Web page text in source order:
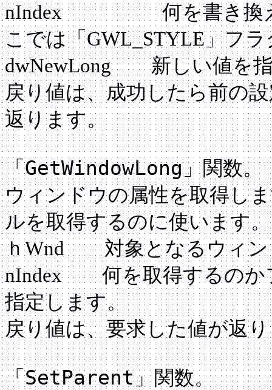
nIndex 何を書き換える
こでは「GWL_STYLE」フ
dwNewLong 新しい値を指
戻り値は、成功したら前の
返ります。
「GetWindowLong」関数。
ウィンドウの属性を取得し
ルを取得するのに使います。
ｈWnd 対象となるウィン
nIndex 何を取得するのか
指定します。
戻り値は、要求した値が返
「SetParent 」関数。